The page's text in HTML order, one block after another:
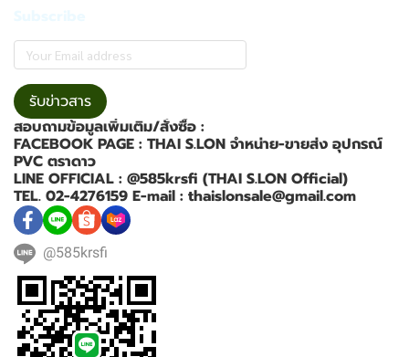
รับข่าวสาร
สอบถามข้อมูลเพิ่มเติม/สั่งซื้อ :
FACEBOOK PAGE : THAI S.LON จำหน่าย-ขายส่ง อุปกรณ์
PVC ตราดาว
LINE OFFICIAL : @585krsfi (THAI S.LON Official)
TEL. 02-4276159 E-mail : thaislonsale@gmail.com
@585krsfi